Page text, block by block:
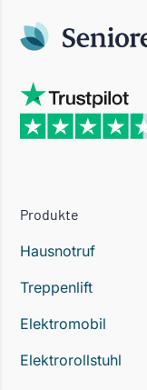
Produkte
Hausnotruf
Treppenlift
Elektromobil
Elektrorollstuhl